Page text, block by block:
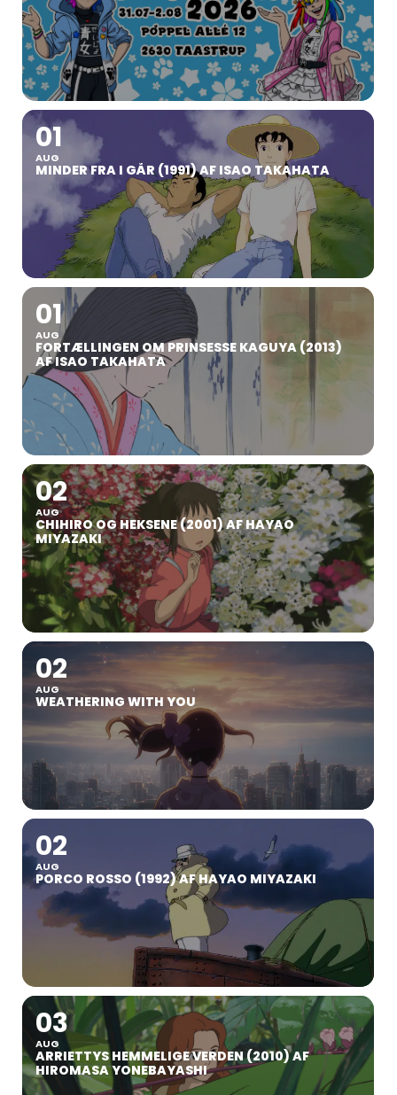
01
AUG
MINDER FRA I GÅR (1991) AF ISAO TAKAHATA
01
AUG
FORTÆLLINGEN OM PRINSESSE KAGUYA (2013)
AF ISAO TAKAHATA
02
AUG
CHIHIRO OG HEKSENE (2001) AF HAYAO
MIYAZAKI
02
AUG
WEATHERING WITH YOU
02
AUG
PORCO ROSSO (1992) AF HAYAO MIYAZAKI
03
AUG
ARRIETTYS HEMMELIGE VERDEN (2010) AF
HIROMASA YONEBAYASHI